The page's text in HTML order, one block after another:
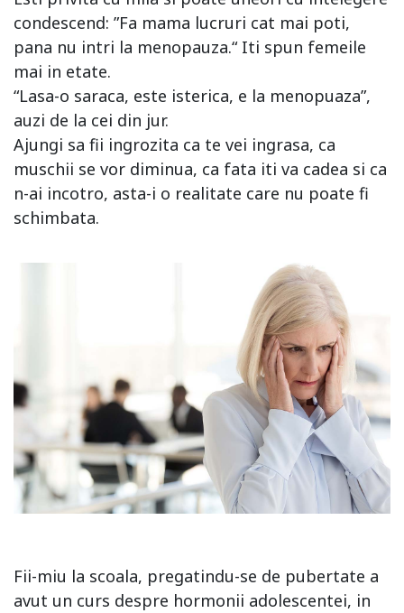
condescend: ”Fa mama lucruri cat mai poti,
pana nu intri la menopauza.“ Iti spun femeile
mai in etate.
“Lasa-o saraca, este isterica, e la menopuaza”,
auzi de la cei din jur.
Ajungi sa fii ingrozita ca te vei ingrasa, ca
muschii se vor diminua, ca fata iti va cadea si ca
n-ai incotro, asta-i o realitate care nu poate fi
schimbata.
Fii-miu la scoala, pregatindu-se de pubertate a
avut un curs despre hormonii adolescentei, in